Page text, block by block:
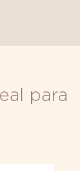
para